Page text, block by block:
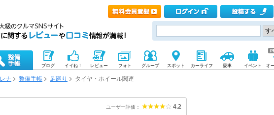
ブログ イイね！ レビュー フォト グループ スポット カーライフ 愛車 イベント オ
ナ 整備手帳 足廻り タイヤ・ホイール関連
ユーザー評価： 4.2